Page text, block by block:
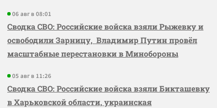
06 авг в 08:01
Сводка СВО: Российские войска взяли Рыжевку и
освободили Зарницу, Владимир Путин провёл
масштабные перестановки в Минобороны
05 авг в 11:26
Сводка СВО: Российские войска взяли Бикташевку
в Харьковской области, украинская